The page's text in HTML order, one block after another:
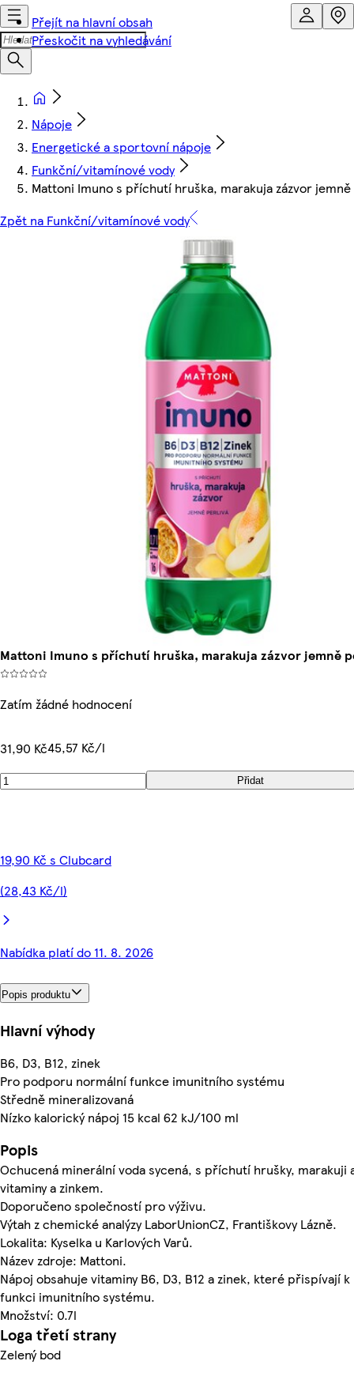
Přejít na hlavní obsah
Přeskočit na vyhledávání
Nápoje
Energetické a sportovní nápoje
Funkční/vitamínové vody
Mattoni Imuno s příchutí hruška, marakuja zázvor
Zpět na Funkční/vitamínové vody
Mattoni Imuno s příchutí hruška, marakuja zázvor jemně
Zatím žádné hodnocení
31,90 Kč45,57 Kč/l
Přidat
19,90 Kč s Clubcard
(28,43 Kč/l)
Nabídka platí do 11. 8. 2026
Popis produktu
Hlavní výhody
B6, D3, B12, zinek
Pro podporu normální funkce imunitního systému
Středně mineralizovaná
Nízko kalorický nápoj 15 kcal 62 kJ/100 ml
Popis
Ochucená minerální voda sycená, s příchutí hrušky, marakuji
vitaminy a zinkem.
Doporučeno společností pro výživu.
Výtah z chemické analýzy LaborUnionCZ, Františkovy Lázně.
Lokalita: Kyselka u Karlových Varů.
Název zdroje: Mattoni.
Nápoj obsahuje vitaminy B6, D3, B12 a zinek, které přispívají
funkci imunitního systému.
Množství: 0.7l
Loga třetí strany
Zelený bod